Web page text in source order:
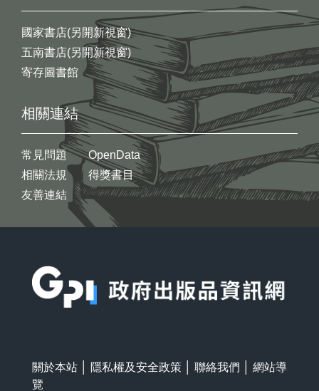
國家書店(另開新視窗)
五南書店(另開新視窗)
寄存圖書館
相關連結
常見問題
相關法規
友善連結
OpenData
得獎書目
關於本站 隱私權及安全政策 聯絡我們
網站導
覽